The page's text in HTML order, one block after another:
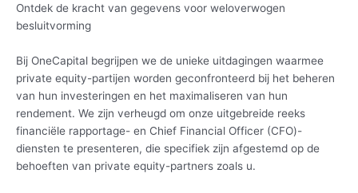
Ontdek de kracht van gegevens voor weloverwogen
besluitvorming
Bij OneCapital begrijpen we de unieke uitdagingen waarmee
private equity-partijen worden geconfronteerd bij het beheren
van hun investeringen en het maximaliseren van hun
rendement. We zijn verheugd om onze uitgebreide reeks
financiële rapportage- en Chief Financial Officer (CFO)-
diensten te presenteren, die specifiek zijn afgestemd op de
behoeften van private equity-partners zoals u.